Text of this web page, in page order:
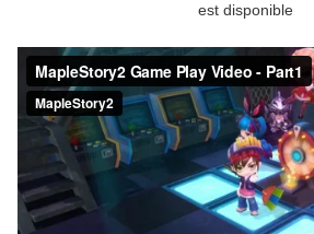
est disponible